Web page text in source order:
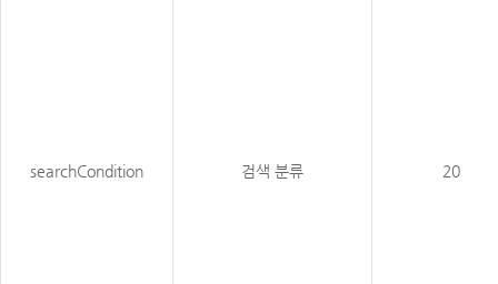
searchCondition 검색 분류 20